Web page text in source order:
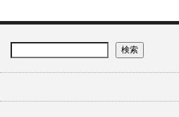
検索